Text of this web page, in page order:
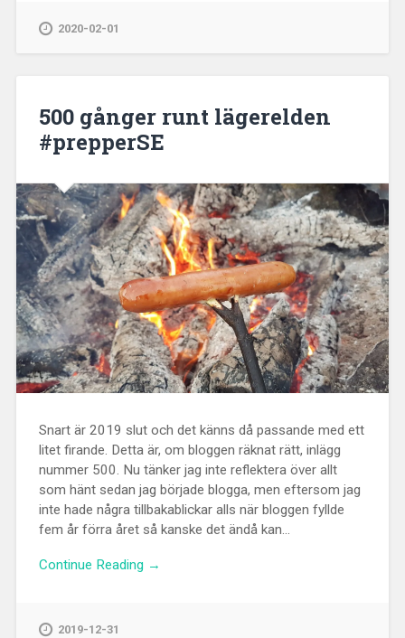
2020-02-01
500 gånger runt lägerelden
#prepperSE
Snart är 2019 slut och det känns då passande med ett
litet firande. Detta är, om bloggen räknat rätt, inlägg
nummer 500. Nu tänker jag inte reflektera över allt
som hänt sedan jag började blogga, men eftersom jag
inte hade några tillbakablickar alls när bloggen fyllde
fem år förra året så kanske det ändå kan...
Continue Reading →
2019-12-31